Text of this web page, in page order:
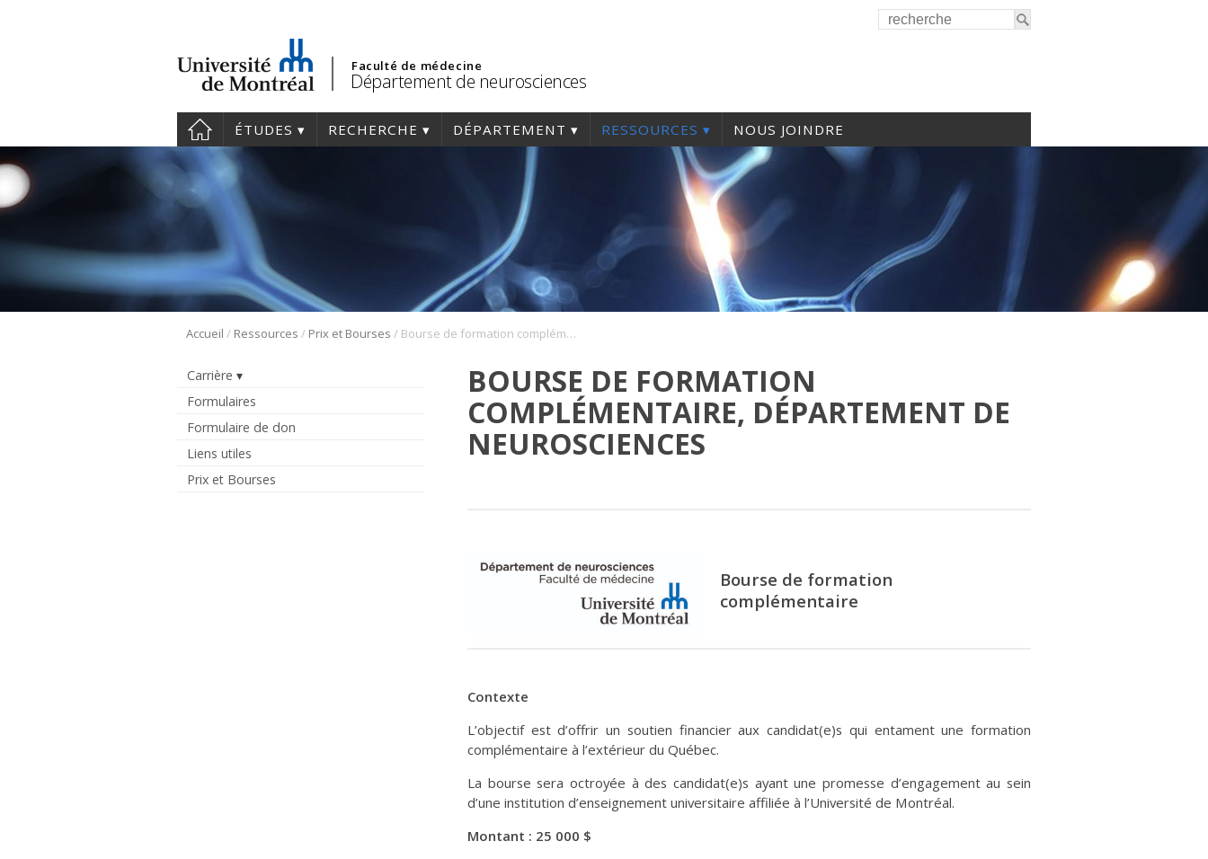
Faculté de médecine
Département de neurosciences
ÉTUDES RECHERCHE DÉPARTEMENT RESSOURCES NOUS JOINDRE
Accueil / Ressources / Prix et Bourses / Bourse de formation complémentaire, Département de neurosciences
Carrière
Formulaires
Formulaire de don
Liens utiles
Prix et Bourses
BOURSE DE FORMATION
COMPLÉMENTAIRE, DÉPARTEMENT DE
NEUROSCIENCES
Bourse de formation
complémentaire
Contexte
L’objectif est d’offrir un soutien financier aux candidat(e)s qui entament une formation
complémentaire à l’extérieur du Québec.
La bourse sera octroyée à des candidat(e)s ayant une promesse d’engagement au sein
d’une institution d’enseignement universitaire affiliée à l’Université de Montréal.
Montant : 25 000 $